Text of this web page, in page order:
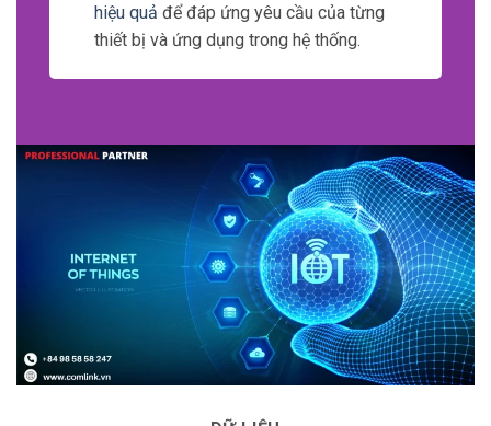
và Error Handling.
Error Handling thực hiện xử lý các sự cố trong
quá trình thu thập và truyền dữ liệu.